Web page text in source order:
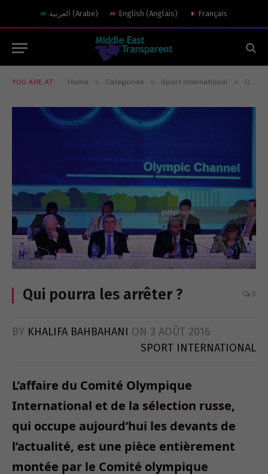
العربية (Arabe) English (Anglais) Français
YOU ARE AT: Home » Categories » Sport international » Qui pourra les arrêter ?
Qui pourra les arrêter ? 0
BY KHALIFA BAHBAHANI ON 3 AOÛT 2016
SPORT INTERNATIONAL
L’affaire du Comité Olympique
International et de la sélection russe,
qui occupe aujourd’hui les devants de
l’actualité, est une pièce entièrement
montée par le Comité olympique